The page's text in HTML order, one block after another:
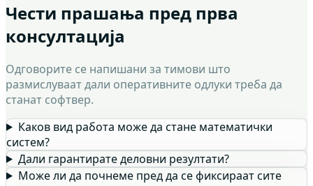
Чести прашања пред прва
консултација
Одговорите се напишани за тимови што
размислуваат дали оперативните одлуки треба да
станат софтвер.
Каков вид работа може да стане математички
систем?
Дали гарантирате деловни резултати?
Може ли да почнеме пред да се фиксираат сите